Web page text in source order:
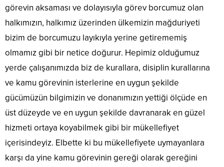
görevin aksaması ve dolayısıyla görev borcumuz olan
halkımızın, halkımız üzerinden ülkemizin mağduriyeti
bizim de borcumuzu layıkıyla yerine getirememiş
olmamız gibi bir netice doğurur. Hepimiz olduğumuz
yerde çalışanımızda biz de kurallara, disiplin kurallarına
ve kamu görevinin isterlerine en uygun şekilde
gücümüzün bilgimizin ve donanımızın yettiği ölçüde en
üst düzeyde ve en uygun şekilde davranarak en güzel
hizmeti ortaya koyabilmek gibi bir mükellefiyet
içerisindeyiz. Elbette ki bu mükellefiyete uymayanlara
karşı da yine kamu görevinin gereği olarak gereğini